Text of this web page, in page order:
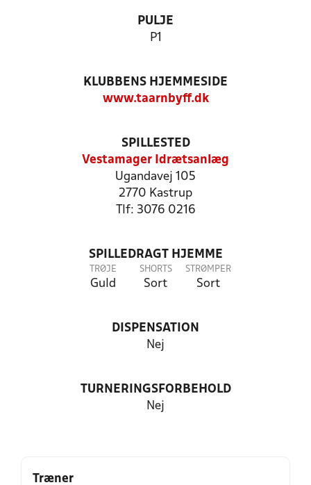
PULJE
P1
KLUBBENS HJEMMESIDE
www.taarnbyff.dk
SPILLESTED
Vestamager Idrætsanlæg
Ugandavej 105
2770 Kastrup
Tlf: 3076 0216
SPILLEDRAGT HJEMME
TRØJE
Guld
SHORTS
Sort
STRØMPER
Sort
DISPENSATION
Nej
TURNERINGSFORBEHOLD
Nej
Træner